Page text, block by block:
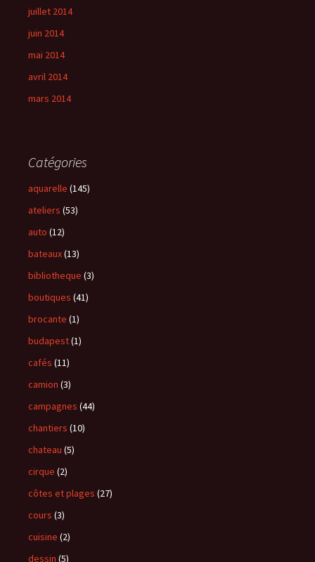
juillet 2014
juin 2014
mai 2014
avril 2014
mars 2014
Catégories
aquarelle (145)
ateliers (53)
auto (12)
bateaux(13)
bibliotheque (3)
boutiques (41)
brocante (1)
budapest(1)
cafés (11)
camion (3)
campagnes (44)
chantiers (10)
chateau (5)
cirque (2)
côtes et plages (27)
cours (3)
cuisine (2)
dessin (5)